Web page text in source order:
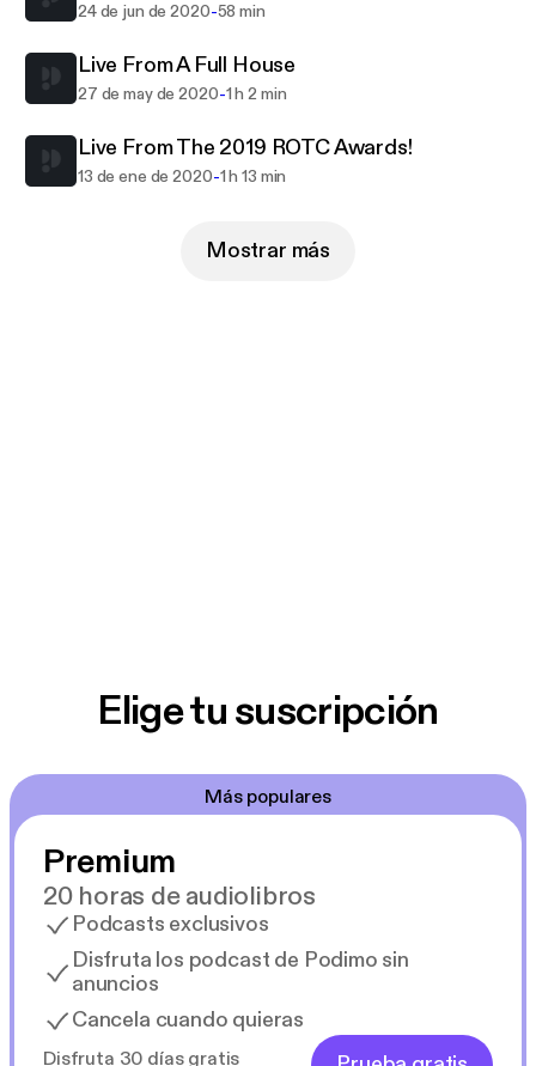
24 de jun de 2020-58 min
Live From A Full House
27 de may de 2020-1 h 2 min
Live From The 2019 ROTC Awards!
13 de ene de 2020-1 h 13 min
Mostrar más
Elige tu suscripción
Más populares
Premium
20 horas de audiolibros
Podcasts exclusivos
Disfruta los podcast de Podimo sin
anuncios
Cancela cuando quieras
Disfruta 30 días gratis